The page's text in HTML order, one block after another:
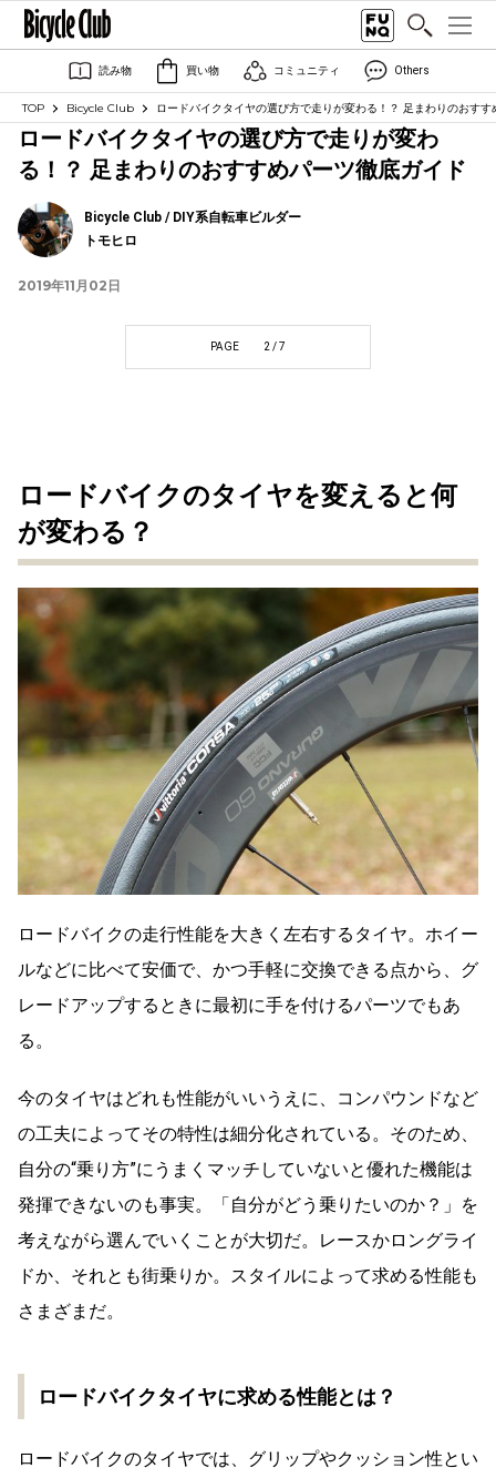
読み物 買い物 コミュニティ Others
TOP Bicycle Club ロードバイクタイヤの選び方で走りが変わる！？ 足まわりのおす
ロードバイクタイヤの選び方で走りが変わ
る！？ 足まわりのおすすめパーツ徹底ガイド
Bicycle Club / DIY系自転車ビルダー
トモヒロ
2019年11月02日
PAGE 2 / 7
ロードバイクのタイヤを変えると何
が変わる？
ロードバイクの走行性能を大きく左右するタイヤ。ホイー
ルなどに比べて安価で、かつ手軽に交換できる点から、グ
レードアップするときに最初に手を付けるパーツでもあ
る。
今のタイヤはどれも性能がいいうえに、コンパウンドなど
の工夫によってその特性は細分化されている。そのため、
自分の“乗り方”にうまくマッチしていないと優れた機能は
発揮できないのも事実。「自分がどう乗りたいのか？」を
考えながら選んでいくことが大切だ。レースかロングライ
ドか、それとも街乗りか。スタイルによって求める性能も
さまざまだ。
ロードバイクタイヤに求める性能とは？
ロードバイクのタイヤでは、グリップやクッション性とい